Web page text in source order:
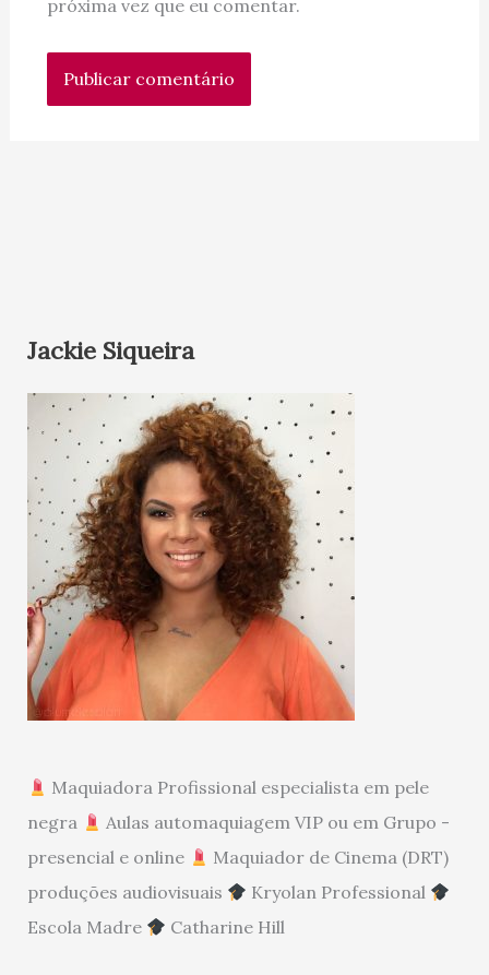
próxima vez que eu comentar.
Jackie Siqueira
Maquiadora Profissional especialista em pele
negra
Aulas automaquiagem VIP ou em Grupo -
presencial e online
Maquiador de Cinema (DRT)
produções audiovisuais
Kryolan Professional
Escola Madre
Catharine Hill